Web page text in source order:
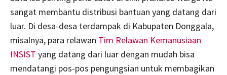
sangat membantu distribusi bantuan yang datang dari
luar. Di desa-desa terdampak di Kabupaten Donggala,
misalnya, para relawan Tim Relawan Kemanusiaan
INSIST yang datang dari luar dengan mudah bisa
mendatangi pos-pos pengungsian untuk membagikan